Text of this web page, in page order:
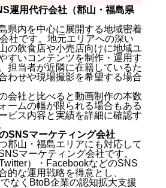
運用代行会社（郡山・福島県
県内を中心に展開する地域密着
社です。地元エリアへの深い
の飲食店や小売店向けに地域ユ
すいコンテンツを制作・運用す
担当者が近隣に在籍しているた
わせや現場撮影を希望する場合
会社と比べると動画制作の本数
ームの幅が限られる場合もある
ビス内容と実績を詳細に確認す
SNSマーケティング会社
郡山・福島エリアにも対応して
マーケティング会社です。
）・FacebookなどのSNS
的な運用戦略を得意とし、
なくBtoB企業の認知拡大支援
会社おすすめ5選【2025年版】
プロテア（札幌本社・全国対応）
運用代行会社（郡山・福島県内
のSNSマーケティング会社
SNS運用代行会社（東京本社）
小規模チームのSNS運用代行
を失敗しないための注意点
ばない
を文書化する
約条件を確認する
に関するよくある質問（Q&A）
依頼しないと効果が出ないです